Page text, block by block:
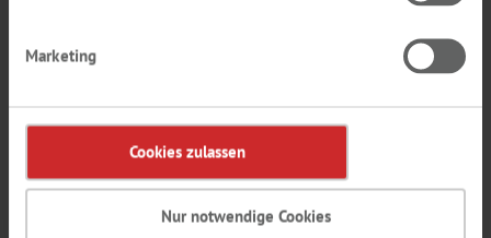
Marketing
Cookies zulassen
Nur notwendige Cookies
Din adgangskode skal bestå af minimum 6 karakterer indeholdende såvel
bogstaver som tal. Adgangskoden må ikke indeholde e-mail adresse.
Felter mærket med * er obligatoriske.